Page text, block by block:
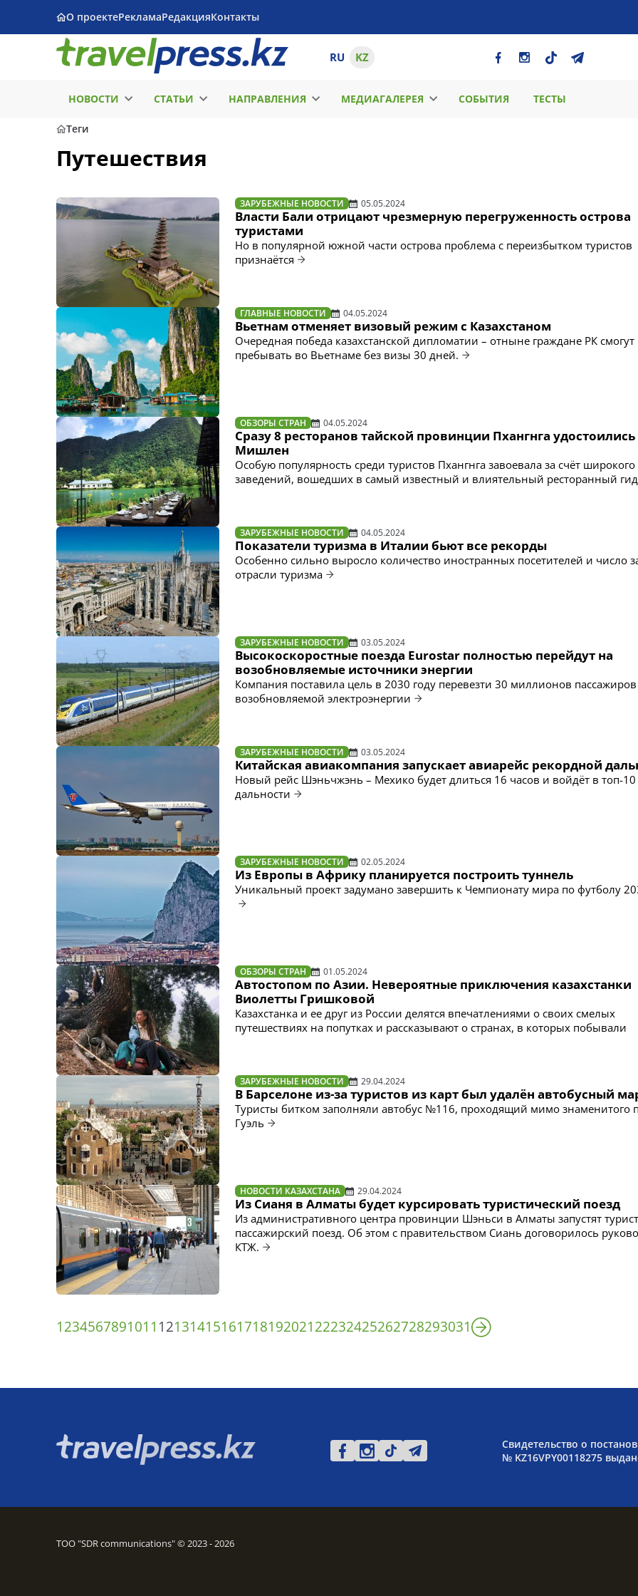
О проектеРекламаРедакцияКонтакты
RU KZ
НОВОСТИ СТАТЬИ НАПРАВЛЕНИЯ МЕДИАГАЛЕРЕЯ СОБЫТИЯ ТЕСТЫ
Теги
Путешествия
ЗАРУБЕЖНЫЕ НОВОСТИ 05.05.2024
Власти Бали отрицают чрезмерную перегруженность острова
туристами
Но в популярной южной части острова проблема с переизбытком туристов
признаётся
ГЛАВНЫЕ НОВОСТИ 04.05.2024
Вьетнам отменяет визовый режим с Казахстаном
Очередная победа казахстанской дипломатии – отныне граждане РК смогут
пребывать во Вьетнаме без визы 30 дней.
ОБЗОРЫ СТРАН 04.05.2024
Сразу 8 ресторанов тайской провинции Пхангнга удостоились
Мишлен
Особую популярность среди туристов Пхангнга завоевала за счёт
заведений, вошедших в самый известный и влиятельный ресторанный
ЗАРУБЕЖНЫЕ НОВОСТИ 04.05.2024
Показатели туризма в Италии бьют все рекорды
Особенно сильно выросло количество иностранных посетителей и число
отрасли туризма
ЗАРУБЕЖНЫЕ НОВОСТИ 03.05.2024
Высокоскоростные поезда Eurostar полностью перейдут на
возобновляемые источники энергии
Компания поставила цель в 2030 году перевезти 30 миллионов
возобновляемой электроэнергии
ЗАРУБЕЖНЫЕ НОВОСТИ 03.05.2024
Китайская авиакомпания запускает авиарейс рекордной
Новый рейс Шэньчжэнь – Мехико будет длиться 16 часов и войдёт в топ-
дальности
ЗАРУБЕЖНЫЕ НОВОСТИ 02.05.2024
Из Европы в Африку планируется построить туннель
Уникальный проект задумано завершить к Чемпионату мира по футболу
ОБЗОРЫ СТРАН 01.05.2024
Автостопом по Азии. Невероятные приключения казахстанки
Виолетты Гришковой
Казахстанка и ее друг из России делятся впечатлениями о своих смелых
путешествиях на попутках и рассказывают о странах, в которых побывали
ЗАРУБЕЖНЫЕ НОВОСТИ 29.04.2024
В Барселоне из-за туристов из карт был удалён автобусный
Туристы битком заполняли автобус №116, проходящий мимо знаменитого
Гуэль
НОВОСТИ КАЗАХСТАНА 29.04.2024
Из Сианя в Алматы будет курсировать туристический поезд
Из административного центра провинции Шэньси в Алматы запустят
пассажирский поезд. Об этом с правительством Сиань договорилось
КТЖ.
1234567891011 1213141516171819202122232425262728293031
Свидетельство о
№ KZ16VPY00118275
ТОО "SDR communications" © 2023 - 2026